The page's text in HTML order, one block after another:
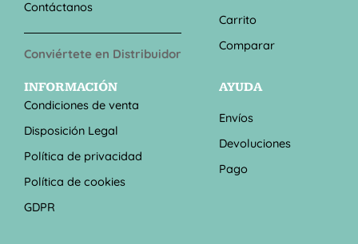
Contáctanos
Conviértete en Distribuidor
Carrito
Comparar
INFORMACIÓN
Condiciones de venta
Disposición Legal
Política de privacidad
Política de cookies
GDPR
AYUDA
Envíos
Devoluciones
Pago